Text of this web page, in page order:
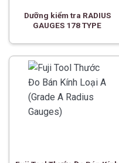
Dưỡng kiểm tra RADIUS
GAUGES 178 TYPE